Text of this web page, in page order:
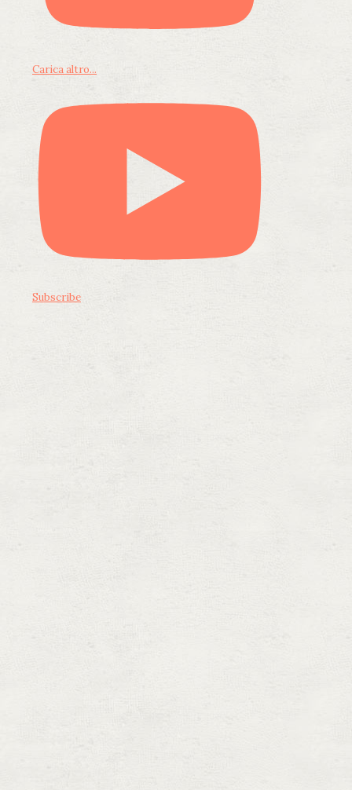
Carica altro...
Subscribe